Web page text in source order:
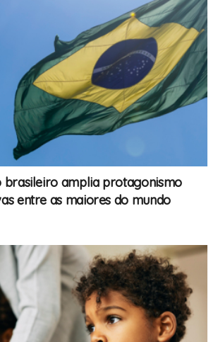
brasileiro amplia protagonismo
entre as maiores do mundo